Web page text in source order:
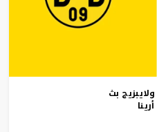
ولايبزيج بث
أرينا